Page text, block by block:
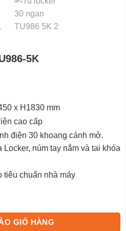
5K
x H1830 mm
cao cấp
điện 30 khoang cánh mở.
Locker, núm tay nắm và tai khóa
tiêu chuẩn nhà máy
số lượng
GIỎ HÀNG